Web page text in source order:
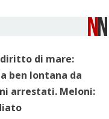
di mare:
ben lontana da
arrestati. Meloni: